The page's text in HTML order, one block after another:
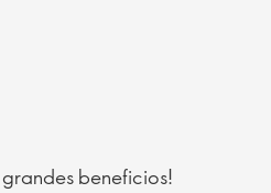
beneficios!